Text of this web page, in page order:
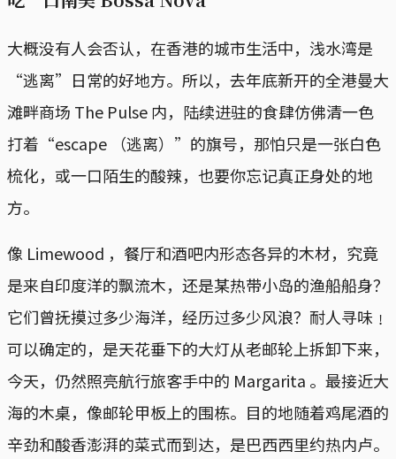
大概没有人会否认，在香港的城市生活中，浅水湾是
“逃离”日常的好地方。所以，去年底新开的全港曼大
滩畔商场 The Pulse 内，陆续进驻的食肆仿佛清一色
打着“escape （逃离）”的旗号，那怕只是一张白色
梳化，或一口陌生的酸辣，也要你忘记真正身处的地
方。
像 Limewood ，餐厅和酒吧内形态各异的木材，究竟
是来自印度洋的飘流木，还是某热带小岛的渔船船身？
它们曾抚摸过多少海洋，经历过多少风浪？耐人寻味﹗
可以确定的，是天花垂下的大灯从老邮轮上拆卸下来，
今天，仍然照亮航行旅客手中的 Margarita 。最接近大
海的木桌，像邮轮甲板上的围栋。目的地随着鸡尾酒的
辛劲和酸香澎湃的菜式而到达，是巴西西里约热内卢。